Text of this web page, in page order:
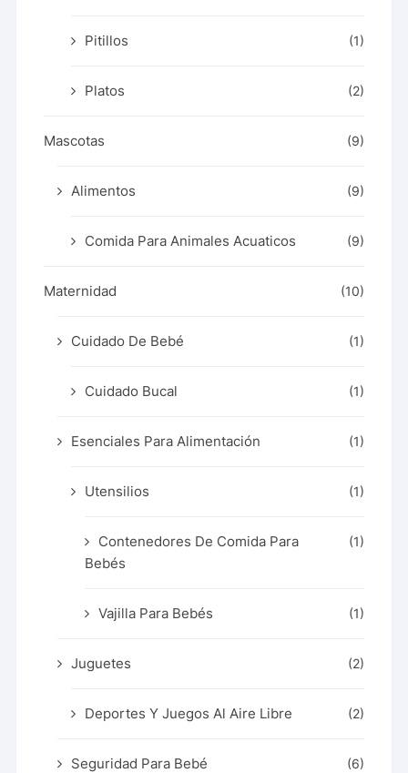
Pitillos (1)
Platos (2)
Mascotas (9)
Alimentos (9)
Comida Para Animales Acuaticos (9)
Maternidad (10)
Cuidado De Bebé (1)
Cuidado Bucal (1)
Esenciales Para Alimentación (1)
Utensilios (1)
Contenedores De Comida Para
Bebés
(1)
Vajilla Para Bebés (1)
Juguetes (2)
Deportes Y Juegos Al Aire Libre (2)
Seguridad Para Bebé (6)